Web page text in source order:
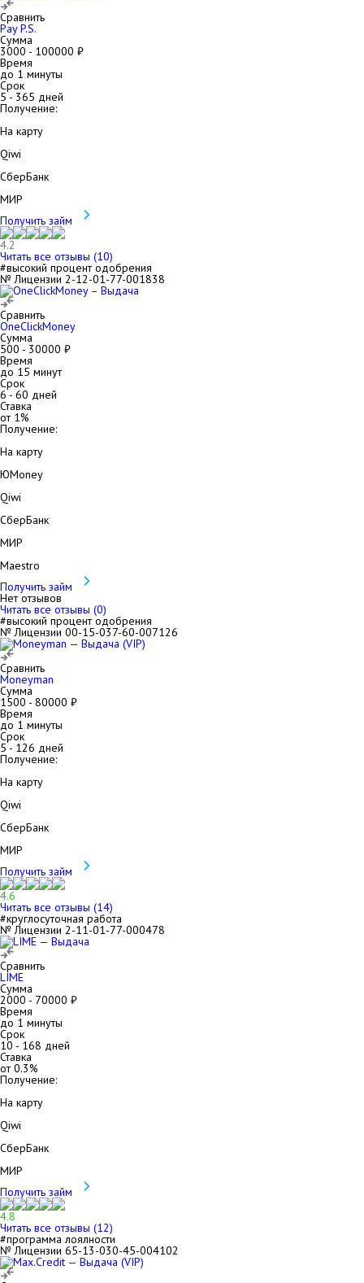
Сравнить
Pay P.S.
Сумма
3000 - 100000 ₽
Время
до 1 минуты
Срок
5- 365 дней
Получение:
На карту
Qiwi
СберБанк
МИР
Получить займ
4.2
Читать все отзывы (10)
#высокий процент одобрения
№ Лицензии 2-12-01-77-001838
Сравнить
OneClickMoney
Сумма
500 - 30000 ₽
Время
до 15 минут
Срок
6- 60 дней
Ставка
от 1%
Получение:
На карту
ЮMoney
Qiwi
СберБанк
МИР
Maestro
Получить займ
Нет отзывов
Читать все отзывы (0)
#высокий процент одобрения
№ Лицензии 00-15-037-60-007126
Сравнить
Moneyman
Сумма
1500 - 80000 ₽
Время
до 1 минуты
Срок
5- 126 дней
Получение:
На карту
Qiwi
СберБанк
МИР
Получить займ
4.6
Читать все отзывы (14)
#круглосуточная работа
№ Лицензии 2-11-01-77-000478
Сравнить
LIME
Сумма
2000 - 70000 ₽
Время
до 1 минуты
Срок
10 - 168 дней
Ставка
от0.3%
Получение:
На карту
Qiwi
СберБанк
МИР
Получить займ
4.8
Читать все отзывы (12)
#программа лоялности
№ Лицензии 65-13-030-45-004102